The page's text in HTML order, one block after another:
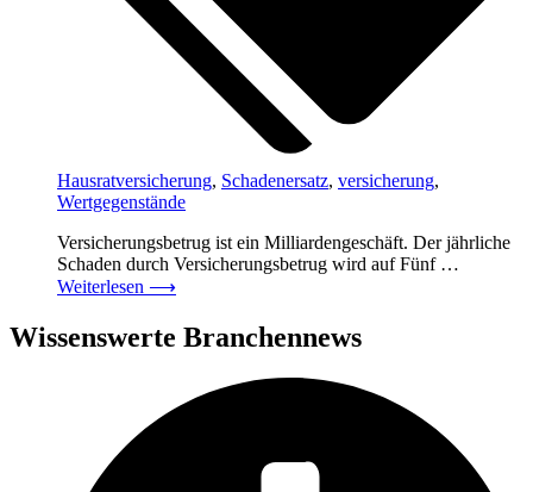
Hausratversicherung, Schadenersatz, versicherung,
Wertgegenstände
Versicherungsbetrug ist ein Milliardengeschäft. Der jährliche
Schaden durch Versicherungsbetrug wird auf Fünf …
Weiterlesen ⟶
Wissenswerte Branchennews